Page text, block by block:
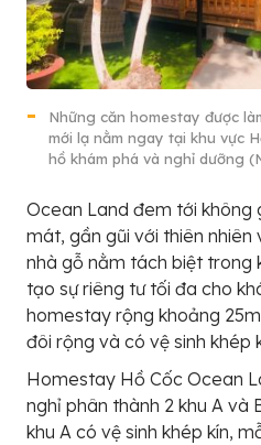
Những căn homestay được
mới lạ nằm ngay tại khu vực
hồ khám phá và nghỉ dưỡng
Ocean Land đem tới không
mát, gần gũi với thiên nhiên
nhà gỗ nằm tách biệt trong
tạo sự riêng tư tối đa cho
homestay rộng khoảng
đôi rộng và có vệ sinh khép
Homestay Hồ Cốc Ocean
nghỉ phân thành 2 khu A và
khu A có vệ sinh khép kín,